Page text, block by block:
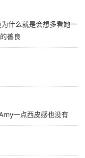
什么就是会想多看她一
善良
一点西皮感也没有